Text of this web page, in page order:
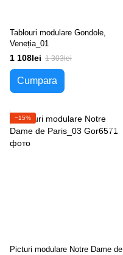
Tablouri modulare Gondole,
Veneția_01
1 108lei 1 303lei
Cumpara
−15%
Picturi modulare Notre Dame de